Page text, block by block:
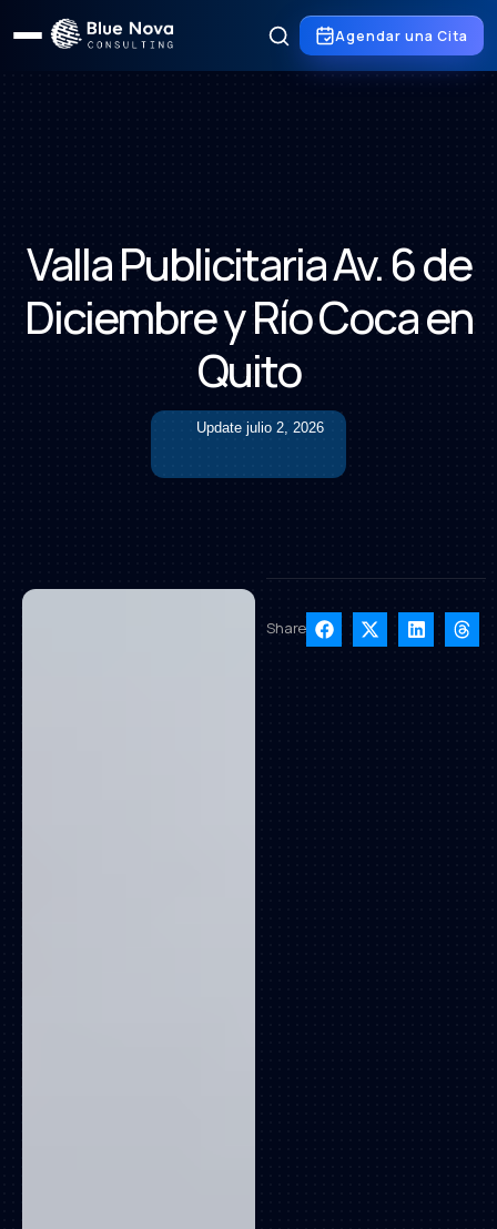
Agendar una Cita
Valla Publicitaria Av. 6 de
Diciembre y Río Coca en
Quito
Update julio 2, 2026
Share